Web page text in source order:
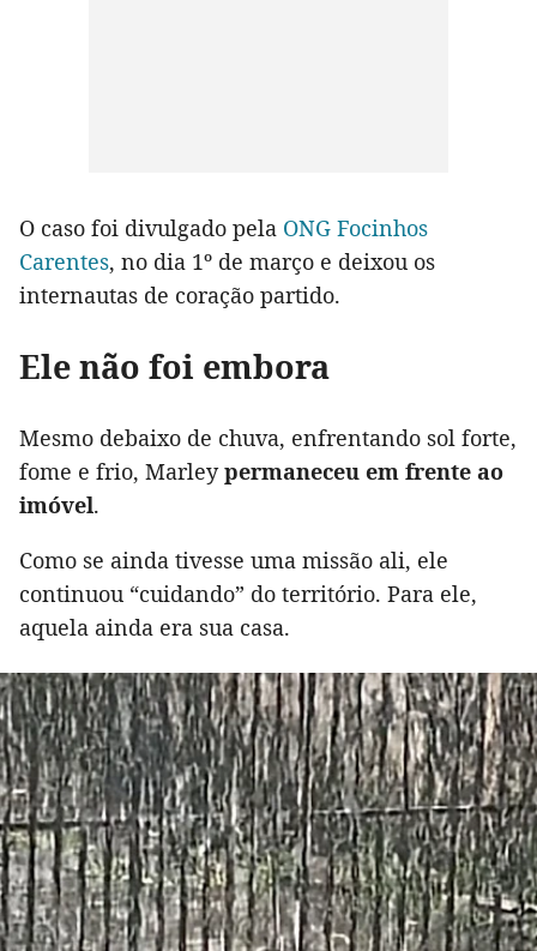
O caso foi divulgado pela ONG Focinhos
Carentes, no dia 1º de março e deixou os
internautas de coração partido.
Ele não foi embora
Mesmo debaixo de chuva, enfrentando sol forte,
fome e frio, Marleypermaneceu em frente ao
imóvel.
Como se ainda tivesse uma missão ali, ele
continuou “cuidando” do território. Para ele,
aquela ainda era sua casa.